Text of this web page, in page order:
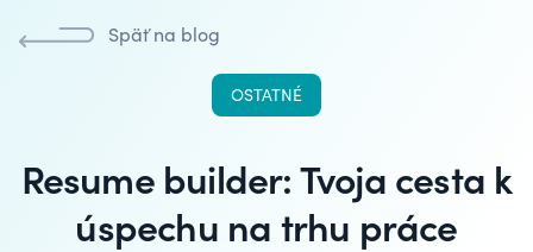
Späť na blog
OSTATNÉ
Resume builder: Tvoja cesta k
úspechu na trhu práce